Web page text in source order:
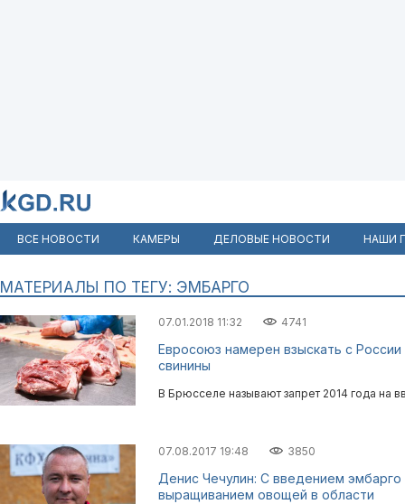
ВСЕ НОВОСТИ КАМЕРЫ ДЕЛОВЫЕ НОВОСТИ НАШИ
МАТЕРИАЛЫ ПО ТЕГУ: ЭМБАРГО
07.01.2018 11:32 4741
Евросоюз намерен взыскать с
свинины
В Брюсселе называют запрет 2014 года на
07.08.2017 19:48 3850
Денис Чечулин: С введением
выращиванием овощей в области